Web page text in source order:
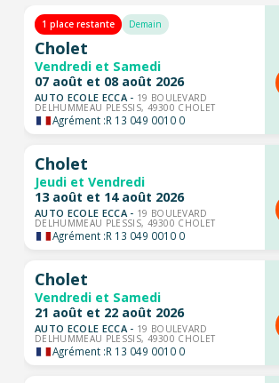
1 place restante Demain
Cholet
Vendredi et Samedi
07 août et 08 août 2026
AUTO ECOLE ECCA - 19 BOULEVARD
DELHUMMEAU PLESSIS, 49300 CHOLET
Agrément :R 13 049 0010 0
Cholet
Jeudi et Vendredi
13 août et 14 août 2026
AUTO ECOLE ECCA - 19 BOULEVARD
DELHUMMEAU PLESSIS, 49300 CHOLET
Agrément :R 13 049 0010 0
Cholet
Vendredi et Samedi
21 août et 22 août 2026
AUTO ECOLE ECCA - 19 BOULEVARD
DELHUMMEAU PLESSIS, 49300 CHOLET
Agrément :R 13 049 0010 0